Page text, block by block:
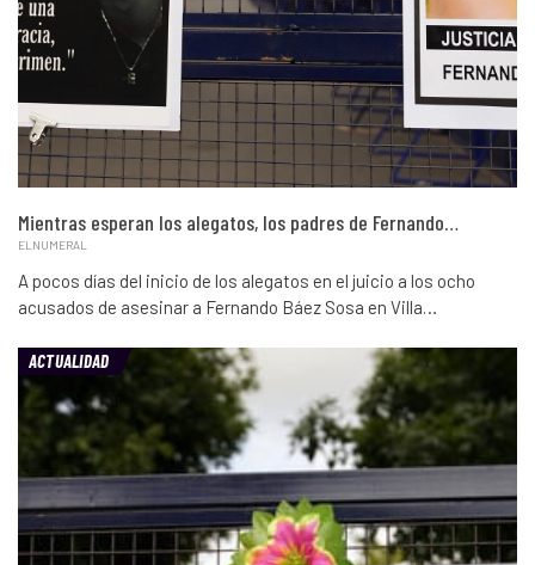
Mientras esperan los alegatos, los padres de Fernando…
ELNUMERAL
A pocos días del inicio de los alegatos en el juicio a los ocho
acusados de asesinar a Fernando Báez Sosa en Villa…
ACTUALIDAD